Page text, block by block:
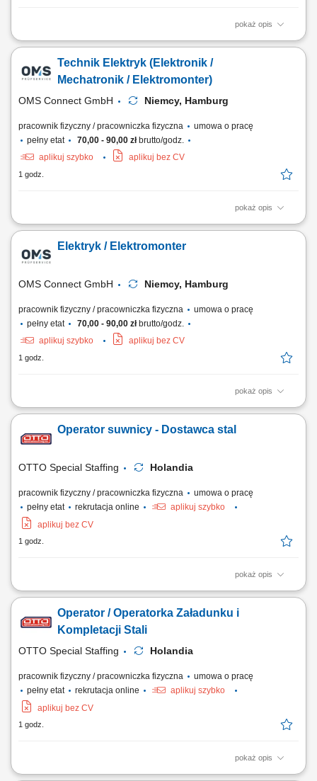
pokaż opis
Prowadzenie pojazdu WUKO oraz ciągnika siodłowego z naczepą.
ścieków. Usuwanie awarii i zatorów w rurociągach. Obsługa
specjalistycznego sprzętu do czyszczenia kanalizacji. Wykonywanie
Technik Elektryk (Elektronik /
Mechatronik / Elektromonter)
OMS Connect GmbH Niemcy, Hamburg
pracownik fizyczny / pracowniczka fizyczna
umowa o pracę
pełny etat
70,00 - 90,00 złbrutto/godz.
aplikuj szybko
aplikuj bez CV
1 godz.
pokaż opis
Twoje zadania jako Technik Elektryk/ Elektronik/ Mechatronik/
kable; Wykonywanie podstawowych pomiarów przy użyciu miernika;
Dojazd do klienta z biura firmy samochodem służbowym; Twoje
Elektryk / Elektromonter
OMS Connect GmbH Niemcy, Hamburg
pracownik fizyczny / pracowniczka fizyczna
umowa o pracę
pełny etat
70,00 - 90,00 złbrutto/godz.
aplikuj szybko
aplikuj bez CV
1 godz.
pokaż opis
Opis stanowiska: Sprawdzanie bezpieczeństwa sprzętu elektrycznego
maszyn, złączy, kabli. Używanie mierników do podstawowych
pomiarów. Przejazdy samochodem służbowym do klientów.
Operator suwnicy - Dostawca stal
OTTO Special Staffing Holandia
pracownik fizyczny / pracowniczka fizyczna
umowa o pracę
pełny etat
rekrutacja online
aplikuj szybko
aplikuj bez CV
1 godz.
pokaż opis
Twoje codzienne zadania Będziesz obsługiwać zamówienia klientów i
zamówienia na metalowe rury i rurki na podstawie otrzymanej listy.
Umieszczaj produkty stalowe na ciężarówkach lub paletach, w
Operator / Operatorka Załadunku i
Kompletacji Stali
OTTO Special Staffing Holandia
pracownik fizyczny / pracowniczka fizyczna
umowa o pracę
pełny etat
rekrutacja online
aplikuj szybko
aplikuj bez CV
1 godz.
pokaż opis
Zakres obowiązków Realizacja kompletacji zamówień na rury i